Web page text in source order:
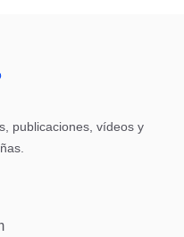
publicaciones, vídeos y